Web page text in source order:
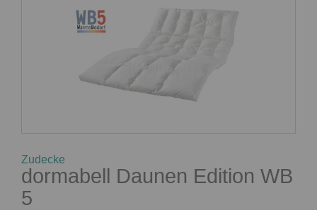
Zudecke
dormabell Daunen Edition WB
5